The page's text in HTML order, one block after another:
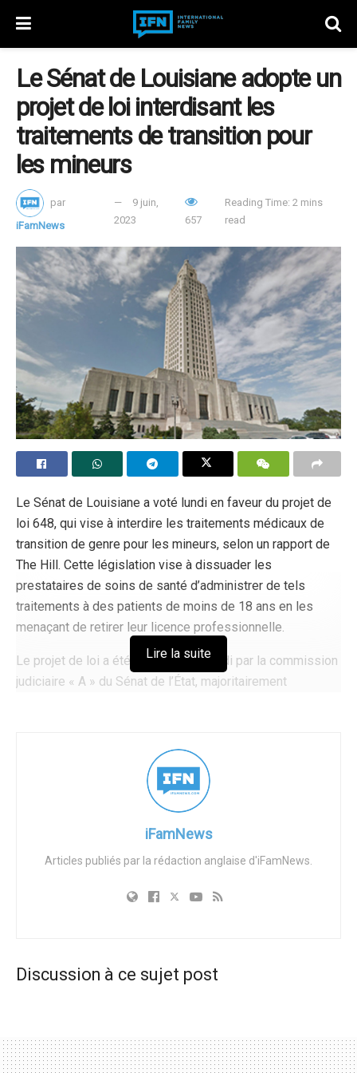
Le Sénat de Louisiane adopte un
projet de loi interdisant les
traitements de transition pour
les mineurs
par
iFamNews
9 juin,
2023
657
Reading Time: 2 mins
read
Le Sénat de Louisiane a voté lundi en faveur du projet de
loi 648, qui vise à interdire les traitements médicaux de
transition de genre pour les mineurs, selon un rapport de
The Hill. Cette législation vise à dissuader les
prestataires de soins de santé d’administrer de tels
traitements à des patients de moins de 18 ans en les
menaçant de retirer leur licence professionnelle.
Le projet de loi a été examiné vendredi par la commission
judiciaire « A » du Sénat de l’État, majoritairement
son absence en invoquant le manque de pertinence du
projet de loi par rapport à l’objectif principal de la
commission, qui porte essentiellement sur les questions
Suite à la décision de la commission, le projet de loi a été
adopté par 29 voix contre 10, reflétant largement les
protéger les enfants de décisions médicales
potentiellement regrettables.
de loi lundi, en déclarant : « Ce n’est pas compliqué. Les
enfants ne devraient pas avoir accès à des procédures
Lire la suite
iFamNews
Articles publiés par la rédaction anglaise d'iFamNews.
Discussion à ce sujet post